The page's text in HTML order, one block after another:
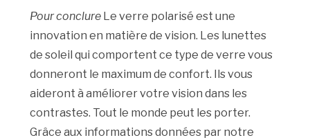
Pour conclure Le verre polarisé est une
innovation en matière de vision. Les lunettes
de soleil qui comportent ce type de verre vous
donneront le maximum de confort. Ils vous
aideront à améliorer votre vision dans les
contrastes. Tout le monde peut les porter.
Grâce aux informations données par notre